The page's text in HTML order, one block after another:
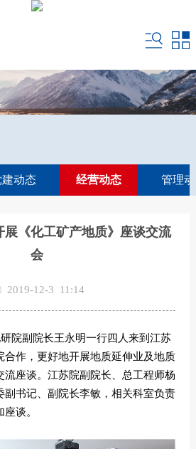
建动态 经营动态 管理
展《化工矿产地质》座谈交流
会
2019-12-3 11:14
院副院长王永明一行四人来到江苏
合作，更好地开展地质延伸业及地质
流座谈。江苏院副院长、总工程师杨
副书记、副院长李敏，相关科室负责
谈。